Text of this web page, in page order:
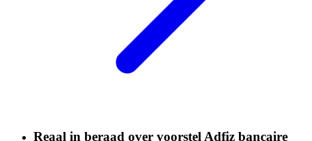
Reaal in beraad over voorstel Adfiz bancaire